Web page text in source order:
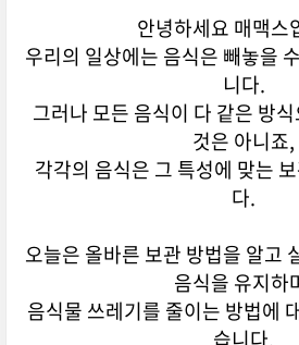
안녕하세요 매맥스
우리의 일상에는 음식은 빼놓을
니다.
그러나 모든 음식이 다 같은 방
것은 아니죠,
각각의 음식은 그 특성에 맞는
다.
오늘은 올바른 보관 방법을 알고
음식을 유지하
음식물 쓰레기를 줄이는 방법에